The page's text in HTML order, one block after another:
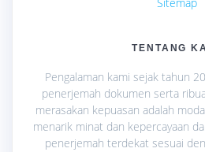
Sitemap
TENTANG
Pengalaman kami sejak tahun
penerjemah dokumen serta
merasakan kepuasan adalah
menarik minat dan kepercayaan
penerjemah terdekat sesuai